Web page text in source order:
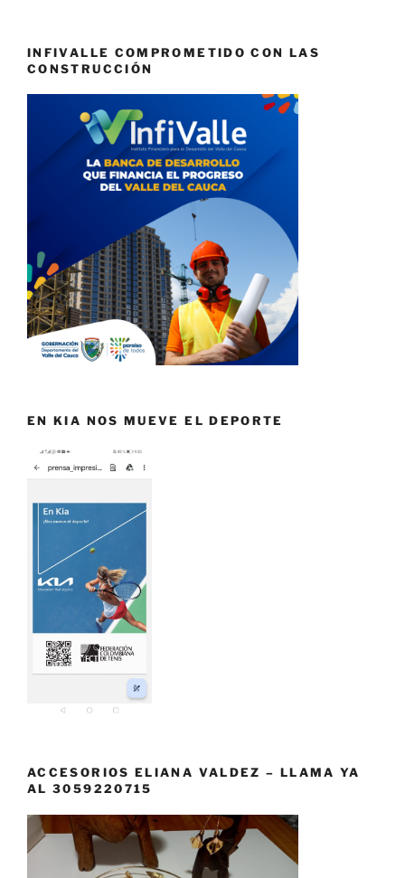
INFIVALLE COMPROMETIDO CON LAS
CONSTRUCCIÓN
EN KIA NOS MUEVE EL DEPORTE
ACCESORIOS ELIANA VALDEZ – LLAMA YA
AL 3059220715